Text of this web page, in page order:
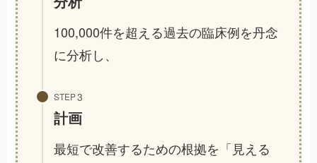
100,000件を超える過去の臨床例を丹念
に分析し、
STEP
計画
最短で改善するための根拠を「見える